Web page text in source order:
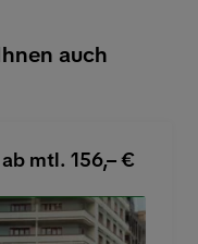
auch
mtl. 156,– €